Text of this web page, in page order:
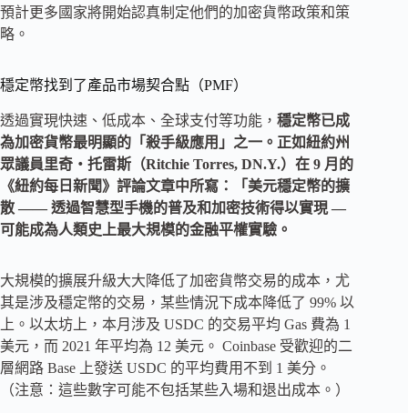
預計更多國家將開始認真制定他們的加密貨幣政策和策
略。
穩定幣找到了產品市場契合點（PMF）
透過實現快速、低成本、全球支付等功能， 穩定幣已成
為加密貨幣最明顯的「殺手級應用」之一。正如紐約州
眾議員里奇・托雷斯（Ritchie Torres, DN.Y.）在 9 月的
《紐約每日新聞》評論文章中所寫：「美元穩定幣的擴
散 —— 透過智慧型手機的普及和加密技術得以實現 —
可能成為人類史上最大規模的金融平權實驗。
大規模的擴展升級大大降低了加密貨幣交易的成本，尤
其是涉及穩定幣的交易，某些情況下成本降低了 99% 以
上。以太坊上，本月涉及 USDC 的交易平均 Gas 費為 1
美元，而 2021 年平均為 12 美元。 Coinbase 受歡迎的二
層網路 Base 上發送 USDC 的平均費用不到 1 美分。
（注意：這些數字可能不包括某些入場和退出成本。）